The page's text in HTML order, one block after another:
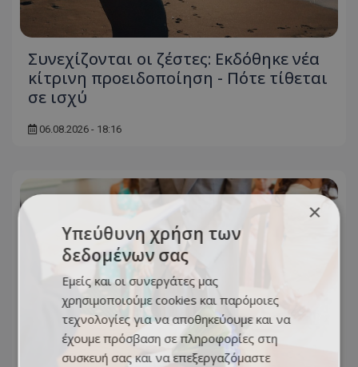
Συνεχίζονται οι ζέστες: Εκδόθηκε νέα
κίτρινη προειδοποίηση - Πότε τίθεται
σε ισχύ
06.08.2026 - 18:16
×
Υπεύθυνη χρήση των
δεδομένων σας
Εμείς και οι συνεργάτες μας
χρησιμοποιούμε cookies και παρόμοιες
τεχνολογίες για να αποθηκεύουμε και να
έχουμε πρόσβαση σε πληροφορίες στη
συσκευή σας και να επεξεργαζόμαστε